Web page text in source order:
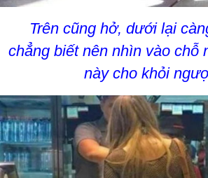
Trên cũng hở, dưới lại
chẳng biết nên nhìn vào chỗ
này cho khỏi